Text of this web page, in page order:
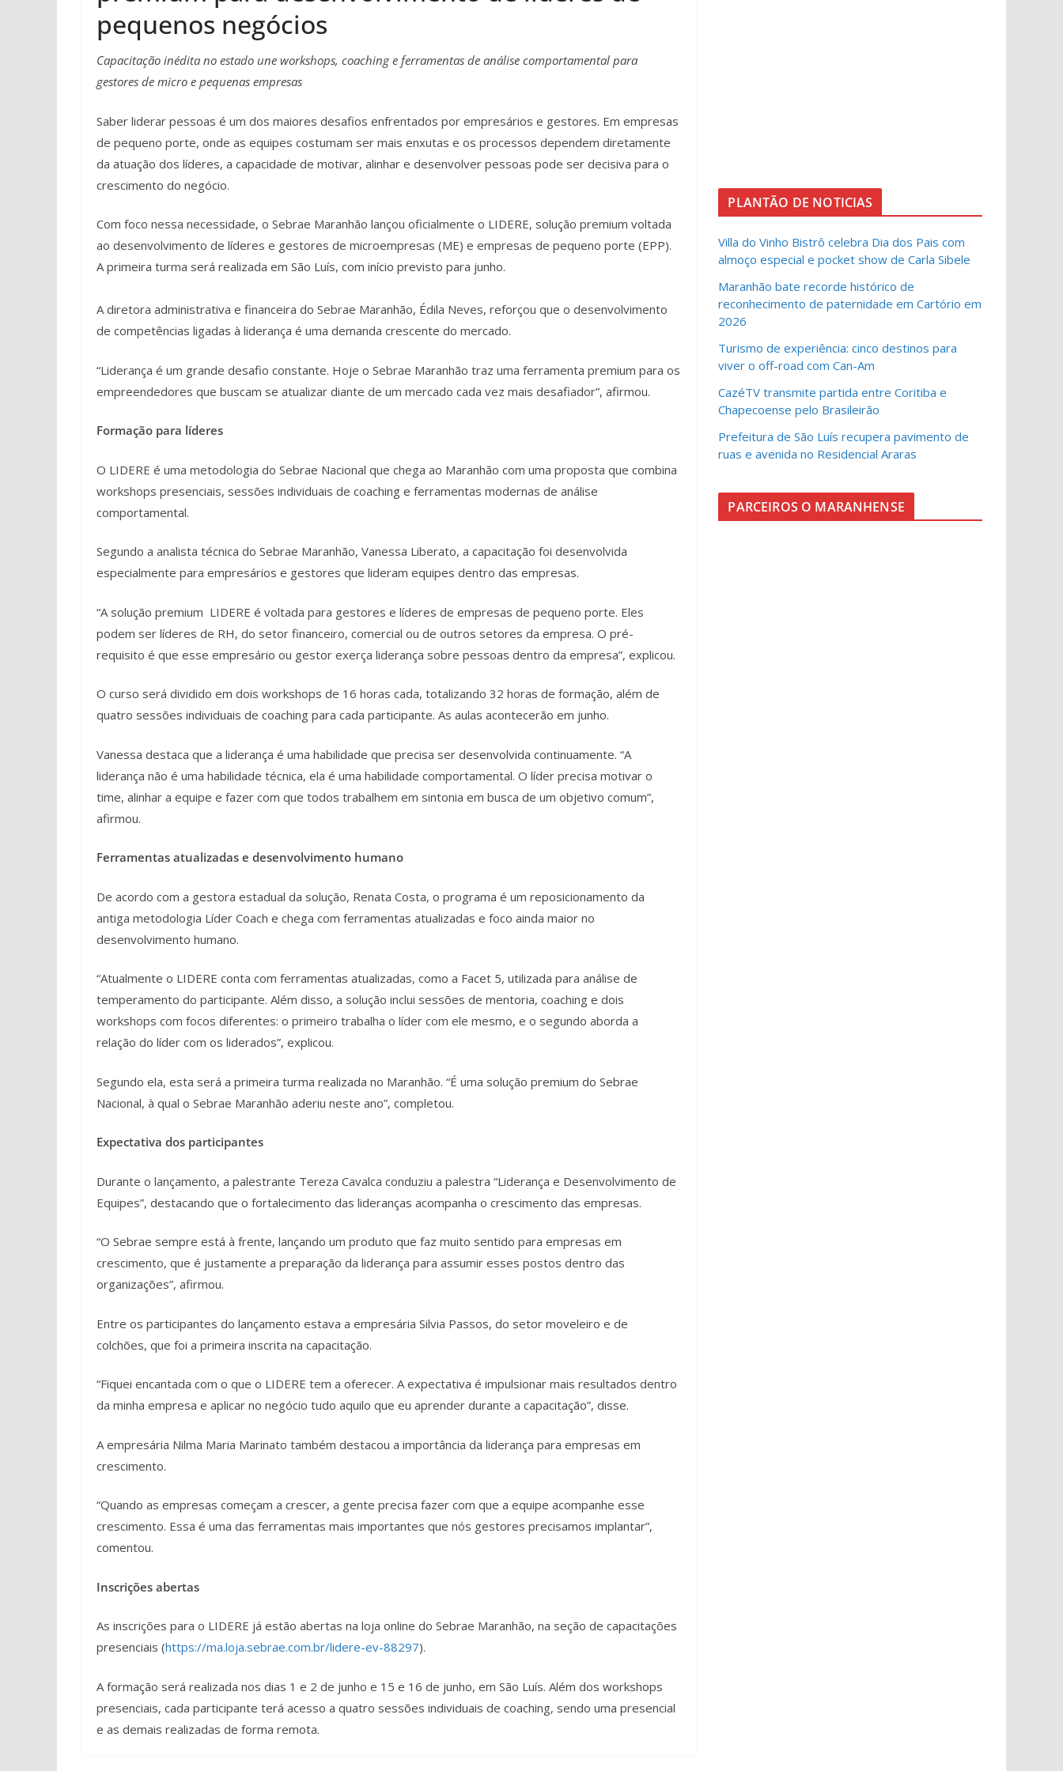
pequenos negócios
Capacitação inédita no estado une workshops, coaching e ferramentas de análise comportamental para
gestores de micro e pequenas empresas
Saber liderar pessoas é um dos maiores desafios enfrentados por empresários e gestores. Em empresas
de pequeno porte, onde as equipes costumam ser mais enxutas e os processos dependem diretamente
da atuação dos líderes, a capacidade de motivar, alinhar e desenvolver pessoas pode ser decisiva para o
crescimento do negócio.
Com foco nessa necessidade, o Sebrae Maranhão lançou oficialmente o LIDERE, solução premium voltada
ao desenvolvimento de líderes e gestores de microempresas (ME) e empresas de pequeno porte (EPP).
A primeira turma será realizada em São Luís, com início previsto para junho.
A diretora administrativa e financeira do Sebrae Maranhão, Édila Neves, reforçou que o desenvolvimento
de competências ligadas à liderança é uma demanda crescente do mercado.
“Liderança é um grande desafio constante. Hoje o Sebrae Maranhão traz uma ferramenta premium para os
empreendedores que buscam se atualizar diante de um mercado cada vez mais desafiador”, afirmou.
Formação para líderes
O LIDERE é uma metodologia do Sebrae Nacional que chega ao Maranhão com uma proposta que combina
workshops presenciais, sessões individuais de coaching e ferramentas modernas de análise
comportamental.
Segundo a analista técnica do Sebrae Maranhão, Vanessa Liberato, a capacitação foi desenvolvida
especialmente para empresários e gestores que lideram equipes dentro das empresas.
“A solução premium LIDERE é voltada para gestores e líderes de empresas de pequeno porte. Eles
podem ser líderes de RH, do setor financeiro, comercial ou de outros setores da empresa. O pré-
requisito é que esse empresário ou gestor exerça liderança sobre pessoas dentro da empresa”, explicou.
O curso será dividido em dois workshops de 16 horas cada, totalizando 32 horas de formação, além de
quatro sessões individuais de coaching para cada participante. As aulas acontecerão em junho.
Vanessa destaca que a liderança é uma habilidade que precisa ser desenvolvida continuamente. “A
liderança não é uma habilidade técnica, ela é uma habilidade comportamental. O líder precisa motivar o
time, alinhar a equipe e fazer com que todos trabalhem em sintonia em busca de um objetivo comum”,
afirmou.
Ferramentas atualizadas e desenvolvimento humano
De acordo com a gestora estadual da solução, Renata Costa, o programa é um reposicionamento da
antiga metodologia Líder Coach e chega com ferramentas atualizadas e foco ainda maior no
desenvolvimento humano.
“Atualmente o LIDERE conta com ferramentas atualizadas, como a Facet 5, utilizada para análise de
temperamento do participante. Além disso, a solução inclui sessões de mentoria, coaching e dois
workshops com focos diferentes: o primeiro trabalha o líder com ele mesmo, e o segundo aborda a
relação do líder com os liderados”, explicou.
Segundo ela, esta será a primeira turma realizada no Maranhão. “É uma solução premium do Sebrae
Nacional, à qual o Sebrae Maranhão aderiu neste ano”, completou.
Expectativa dos participantes
Durante o lançamento, a palestrante Tereza Cavalca conduziu a palestra “Liderança e Desenvolvimento de
Equipes”, destacando que o fortalecimento das lideranças acompanha o crescimento das empresas.
“O Sebrae sempre está à frente, lançando um produto que faz muito sentido para empresas em
crescimento, que é justamente a preparação da liderança para assumir esses postos dentro das
organizações”, afirmou.
Entre os participantes do lançamento estava a empresária Silvia Passos, do setor moveleiro e de
colchões, que foi a primeira inscrita na capacitação.
“Fiquei encantada com o que o LIDERE tem a oferecer. A expectativa é impulsionar mais resultados dentro
da minha empresa e aplicar no negócio tudo aquilo que eu aprender durante a capacitação”, disse.
A empresária Nilma Maria Marinato também destacou a importância da liderança para empresas em
crescimento.
“Quando as empresas começam a crescer, a gente precisa fazer com que a equipe acompanhe esse
crescimento. Essa é uma das ferramentas mais importantes que nós gestores precisamos implantar”,
comentou.
Inscrições abertas
As inscrições para o LIDERE já estão abertas na loja online do Sebrae Maranhão, na seção de capacitações
presenciais (https://ma.loja.sebrae.com.br/lidere-ev-88297).
A formação será realizada nos dias 1 e 2 de junho e 15 e 16 de junho, em São Luís. Além dos workshops
presenciais, cada participante terá acesso a quatro sessões individuais de coaching, sendo uma presencial
e as demais realizadas de forma remota.
PLANTÃO DE NOTICIAS
Villa do Vinho Bistrô celebra Dia dos Pais com
almoço especial e pocket show de Carla Sibele
Maranhão bate recorde histórico de
reconhecimento de paternidade em Cartório em
2026
Turismo de experiência: cinco destinos para
viver o off-road com Can-Am
CazéTV transmite partida entre Coritiba e
Chapecoense pelo Brasileirão
Prefeitura de São Luís recupera pavimento de
ruas e avenida no Residencial Araras
PARCEIROS O MARANHENSE